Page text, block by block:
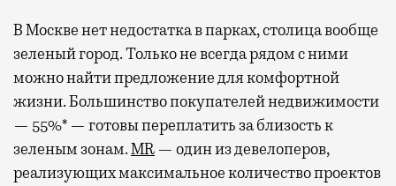
В Москве нет недостатка в парках, столица вообще
зеленый город. Только не всегда рядом с ними
можно найти предложение для комфортной
жизни. Большинство покупателей недвижимости
— 55%* — готовы переплатить за близость к
зеленым зонам.MR — один из девелоперов,
реализующих максимальное количество проектов